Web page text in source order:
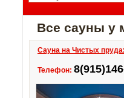
Все сауны у
Сауна на Чистых
Телефон: